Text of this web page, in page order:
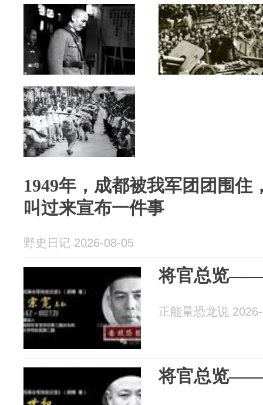
1949年，成都被我军团团围住
叫过来宣布一件事
野史日记 2026-08-05
将官总览
正能量恐龙说
将官总览